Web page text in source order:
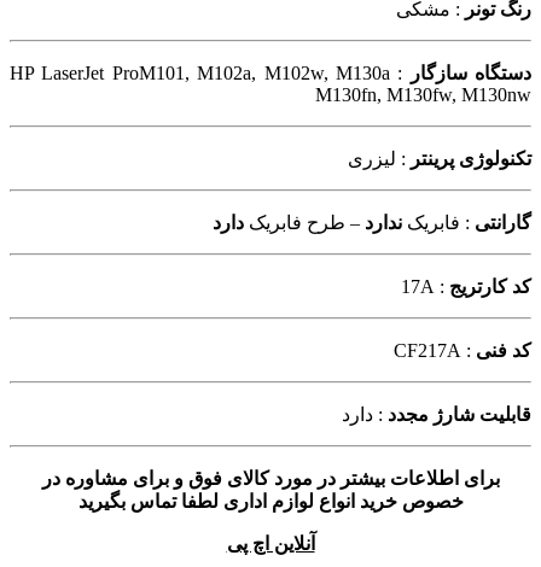
رنگ تونر : مشکی
دستگاه سازگار
: HP LaserJet ProM101, M102a, M102w, M130a
M130fn, M130fw, M130nw
تکنولوژی پرینتر : لیزری
گارانتی : فابریک ندارد – طرح فابریک دارد
کد کارتریج : 17A
کد فنی : CF217A
قابلیت شارژ مجدد : دارد
برای اطلاعات بیشتر در مورد کالای فوق و برای مشاوره در
خصوص خرید انواع لوازم اداری لطفا تماس بگیرید
آنلاین اچ پی